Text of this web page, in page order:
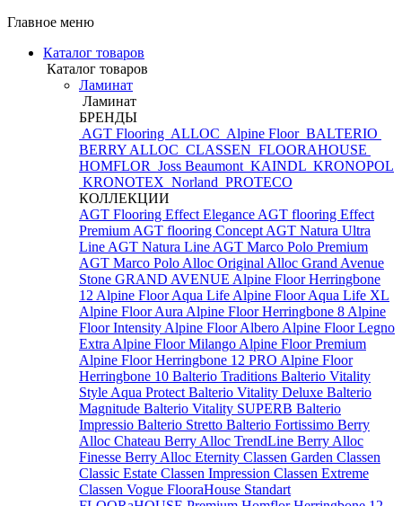
Главное меню
Каталог товаров
Каталог товаров
Ламинат
Ламинат
БРЕНДЫ
AGT Flooring ALLOC Alpine Floor BALTERIO
BERRY ALLOC CLASSEN FLOORAHOUSE
HOMFLOR Joss Beaumont KAINDL KRONOPOL
KRONOTEX Norland PROTECO
КОЛЛЕКЦИИ
AGT Flooring Effect Elegance AGT flooring Effect
Premium AGT flooring Concept AGT Natura Ultra
Line AGT Natura Line AGT Marco Polo Premium
AGT Marco Polo Alloc Original Alloc Grand Avenue
Stone GRAND AVENUE Alpine Floor Herringbone
12 Alpine Floor Aqua Life Alpine Floor Aqua Life XL
Alpine Floor Aura Alpine Floor Herringbone 8 Alpine
Floor Intensity Alpine Floor Albero Alpine Floor Legno
Extra Alpine Floor Milango Alpine Floor Premium
Alpine Floor Herringbone 12 PRO Alpine Floor
Herringbone 10 Balterio Traditions Balterio Vitality
Style Aqua Protect Balterio Vitality Deluxe Balterio
Magnitude Balterio Vitality SUPERB Balterio
Impressio Balterio Stretto Balterio Fortissimo Berry
Alloc Chateau Berry Alloc TrendLine Berry Alloc
Finesse Berry Alloc Eternity Classen Garden Classen
Classic Estate Classen Impression Classen Extreme
Classen Vogue FlooraHouse Standart